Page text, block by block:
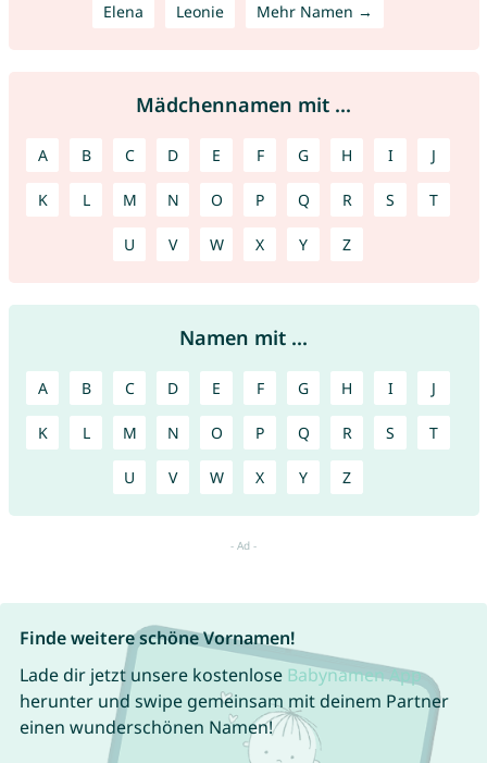
Elena Leonie Mehr Namen →
Mädchennamen mit ...
A B C D E F G H I J
K L M N O P Q R S T
U V W X Y Z
Namen mit ...
A B C D E F G H I J
K L M N O P Q R S T
U V W X Y Z
Finde weitere schöne Vornamen!
Lade dir jetzt unsere kostenlose Babynamen App
herunter und swipe gemeinsam mit deinem Partner
einen wunderschönen Namen!